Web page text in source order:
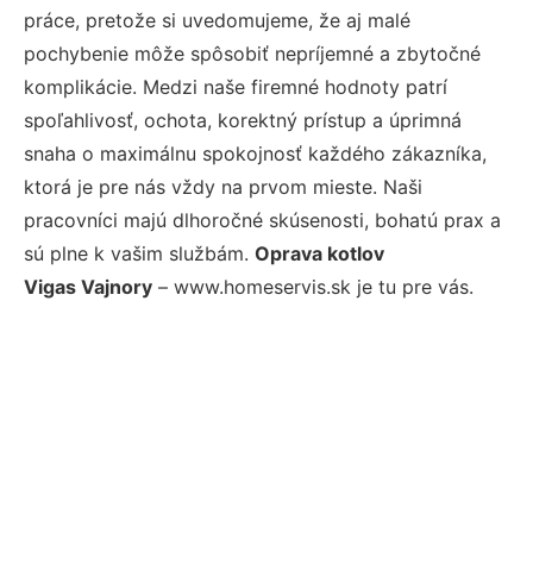
práce, pretože si uvedomujeme, že aj malé
pochybenie môže spôsobiť nepríjemné a zbytočné
komplikácie. Medzi naše firemné hodnoty patrí
spoľahlivosť, ochota, korektný prístup a úprimná
snaha o maximálnu spokojnosť každého zákazníka,
ktorá je pre nás vždy na prvom mieste. Naši
pracovníci majú dlhoročné skúsenosti, bohatú prax a
sú plne k vašim službám. Oprava kotlov
Vigas Vajnory – www.homeservis.sk je tu pre vás.